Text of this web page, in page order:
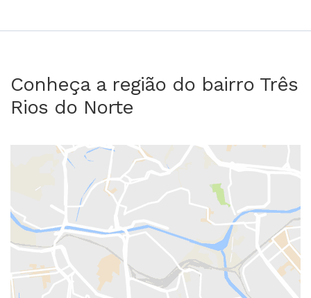
Conheça a região do bairro Três
Rios do Norte